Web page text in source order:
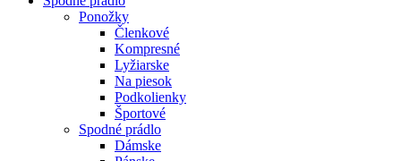
Ponožky
Členkové
Kompresné
Lyžiarske
Na piesok
Podkolienky
Športové
Spodné prádlo
Dámske